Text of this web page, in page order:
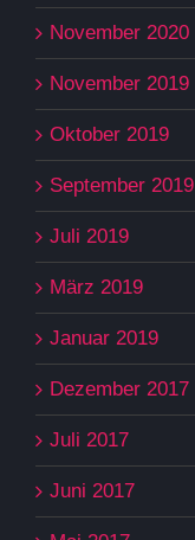
November 2020
November 2019
Oktober 2019
September 2019
Juli 2019
März 2019
Januar 2019
Dezember 2017
Juli 2017
Juni 2017